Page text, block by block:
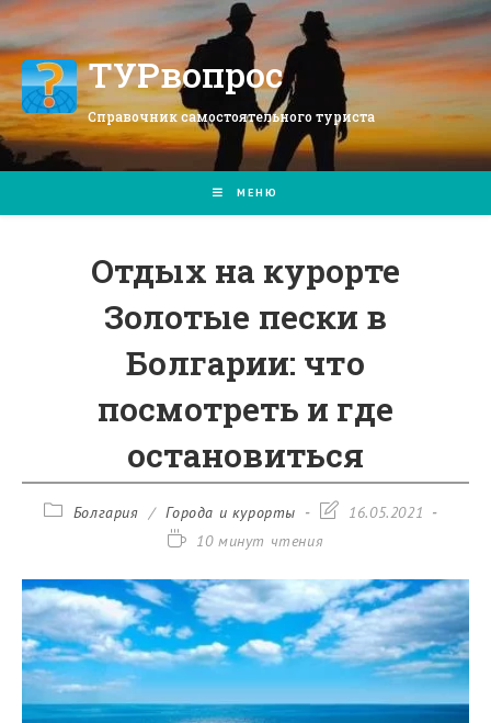
Перейти
к
содержимомуТУРвопрос
Справочник самостоятельного туриста
МЕНЮ
Отдых на курорте
Золотые пески в
Болгарии: что
посмотреть и где
остановиться
РубрикаБолгария / Города и курорты
Запись16.05.2021
Время10 минут чтения